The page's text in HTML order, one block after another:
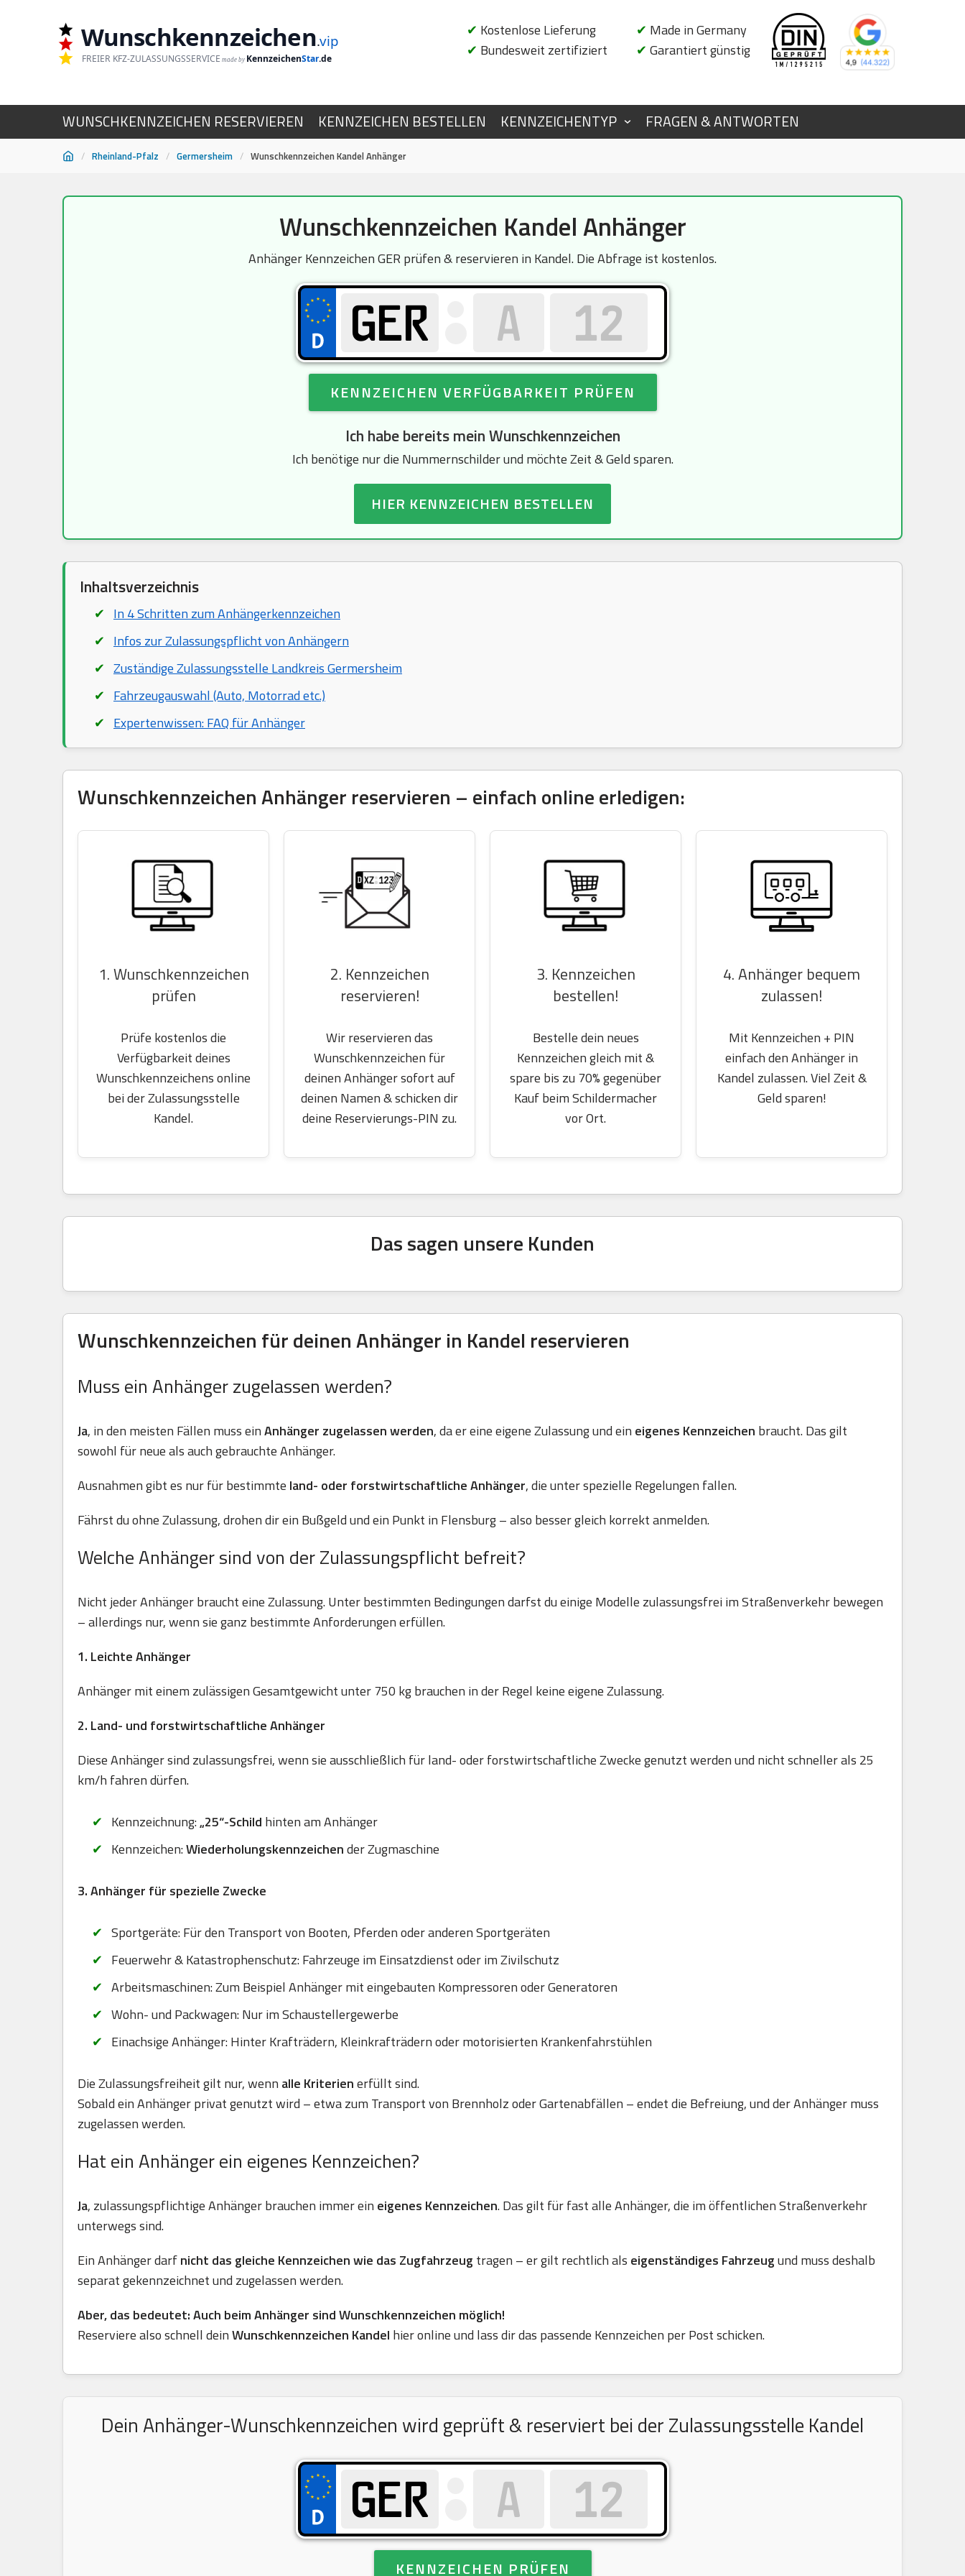
Wunschkennzeichen.vip
FREIER KFZ-ZULASSUNGSSERVICE made by KennzeichenStar.de
✔ Kostenlose Lieferung
✔ Bundesweit zertifiziert
✔ Made in Germany
✔ Garantiert günstig
WUNSCHKENNZEICHEN RESERVIEREN KENNZEICHEN BESTELLEN KENNZEICHENTYP FRAGEN & ANTWORTEN
/ Rheinland-Pfalz / Germersheim / Wunschkennzeichen Kandel Anhänger
Wunschkennzeichen Kandel Anhänger
Anhänger Kennzeichen GER prüfen & reservieren in Kandel. Die Abfrage ist kostenlos.
KENNZEICHEN VERFÜGBARKEIT PRÜFEN
Ich habe bereits mein Wunschkennzeichen
Ich benötige nur die Nummernschilder und möchte Zeit & Geld sparen.
HIER KENNZEICHEN BESTELLEN
Inhaltsverzeichnis
In 4 Schritten zum Anhängerkennzeichen
Infos zur Zulassungspflicht von Anhängern
Zuständige Zulassungsstelle Landkreis Germersheim
Fahrzeugauswahl (Auto, Motorrad etc.)
Expertenwissen: FAQ für Anhänger
Wunschkennzeichen Anhänger reservieren – einfach online erledigen:
1. Wunschkennzeichen
prüfen
Prüfe kostenlos die
Verfügbarkeit deines
Wunschkennzeichens online
bei der Zulassungsstelle
Kandel.
2. Kennzeichen
reservieren!
Wir reservieren das
Wunschkennzeichen für
deinen Anhänger sofort auf
deinen Namen & schicken dir
deine Reservierungs-PIN zu.
3. Kennzeichen
bestellen!
Bestelle dein neues
Kennzeichen gleich mit &
spare bis zu 70% gegenüber
Kauf beim Schildermacher
vor Ort.
4. Anhänger bequem
zulassen!
Mit Kennzeichen + PIN
einfach den Anhänger in
Kandel zulassen. Viel Zeit &
Geld sparen!
Das sagen unsere Kunden
Wunschkennzeichen für deinen Anhänger in Kandel reservieren
Muss ein Anhänger zugelassen werden?
Ja, in den meisten Fällen muss einAnhänger zugelassen werden, da er eine eigene Zulassung und ein eigenes Kennzeichen braucht. Das gilt
sowohl für neue als auch gebrauchte Anhänger.
Ausnahmen gibt es nur für bestimmte land- oder forstwirtschaftliche Anhänger, die unter spezielle Regelungen fallen.
Fährst du ohne Zulassung, drohen dir ein Bußgeld und ein Punkt in Flensburg – also besser gleich korrekt anmelden.
Welche Anhänger sind von der Zulassungspflicht befreit?
Nicht jeder Anhänger braucht eine Zulassung. Unter bestimmten Bedingungen darfst du einige Modelle zulassungsfrei im Straßenverkehr bewegen
– allerdings nur, wenn sie ganz bestimmte Anforderungen erfüllen.
1. Leichte Anhänger
Anhänger mit einem zulässigen Gesamtgewicht unter 750 kg brauchen in der Regel keine eigene Zulassung.
2. Land- und forstwirtschaftliche Anhänger
Diese Anhänger sind zulassungsfrei, wenn sie ausschließlich für land- oder forstwirtschaftliche Zwecke genutzt werden und nicht schneller als 25
km/h fahren dürfen.
Kennzeichnung:„25“-Schild hinten am Anhänger
Kennzeichen:Wiederholungskennzeichender Zugmaschine
3. Anhänger für spezielle Zwecke
Sportgeräte: Für den Transport von Booten, Pferden oder anderen Sportgeräten
Feuerwehr & Katastrophenschutz: Fahrzeuge im Einsatzdienst oder im Zivilschutz
Arbeitsmaschinen: Zum Beispiel Anhänger mit eingebauten Kompressoren oder Generatoren
Wohn- und Packwagen: Nur im Schaustellergewerbe
Einachsige Anhänger: Hinter Krafträdern, Kleinkrafträdern oder motorisierten Krankenfahrstühlen
Die Zulassungsfreiheit gilt nur, wenn alle Kriterienerfüllt sind.
Sobald ein Anhänger privat genutzt wird – etwa zum Transport von Brennholz oder Gartenabfällen – endet die Befreiung, und der Anhänger muss
zugelassen werden.
Hat ein Anhänger ein eigenes Kennzeichen?
Ja, zulassungspflichtige Anhänger brauchen immer ein eigenes Kennzeichen. Das gilt für fast alle Anhänger, die im öffentlichen Straßenverkehr
unterwegs sind.
Ein Anhänger darfnicht das gleiche Kennzeichen wie das Zugfahrzeug tragen – er gilt rechtlich als eigenständiges Fahrzeugund muss deshalb
separat gekennzeichnet und zugelassen werden.
Aber, das bedeutet: Auch beim Anhänger sind Wunschkennzeichen möglich!
Reserviere also schnell deinWunschkennzeichen Kandel hier online und lass dir das passende Kennzeichen per Post schicken.
Dein Anhänger-Wunschkennzeichen wird geprüft & reserviert bei der Zulassungsstelle Kandel
KENNZEICHEN PRÜFEN